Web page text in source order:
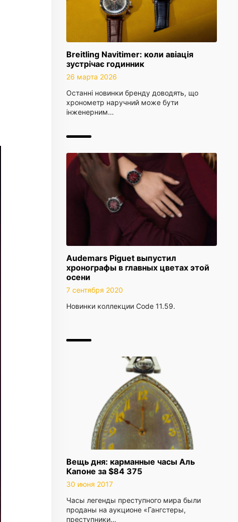
Breitling Navitimer: коли авіація
зустрічає годинник
26 марта 2026
Останні новинки бренду доводять, що
хронометр наручний може бути
інженерним…
Audemars Piguet выпустил
хронографы в главных цветах этой
осени
7 сентября 2020
Новинки коллекции Code 11.59.
Вещь дня: карманные часы Аль
Капоне за $84 375
30 июня 2017
Часы легенды преступного мира были
проданы на аукционе «Гангстеры,
преступники…